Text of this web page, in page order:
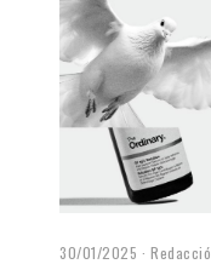
30/01/2025